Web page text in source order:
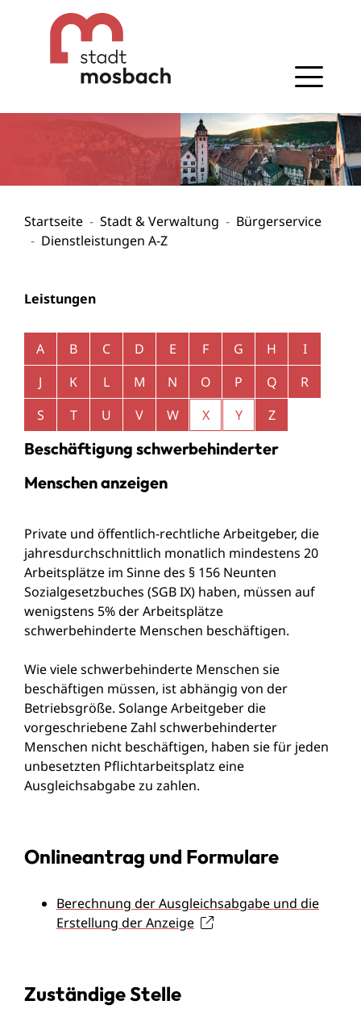
Gehe zum Navigationsbereich
Gehe zum Inhalt
Startseite Stadt & Verwaltung
Bürgerservice
Dienstleistungen A-Z
Leistungen
Alphabetisches Register überspringen
A B C D E F G H
I
J
K L M N O P Q
R
S
T U V W X Y Z
Beschäftigung schwerbehinderter
Menschen anzeigen
Private und öffentlich-rechtliche Arbeitgeber, die
jahresdurchschnittlich monatlich mindestens 20
Arbeitsplätze im Sinne des § 156 Neunten
Sozialgesetzbuches (SGB IX) haben, müssen auf
wenigstens 5% der Arbeitsplätze
schwerbehinderte Menschen beschäftigen.
Wie viele schwerbehinderte Menschen sie
beschäftigen müssen, ist abhängig von der
Betriebsgröße. Solange Arbeitgeber die
vorgeschriebene Zahl schwerbehinderter
Menschen nicht beschäftigen, haben sie für jeden
unbesetzten Pflichtarbeitsplatz eine
Ausgleichsabgabe zu zahlen.
Onlineantrag und Formulare
Berechnung der Ausgleichsabgabe und die
Erstellung der Anzeige
Zuständige Stelle